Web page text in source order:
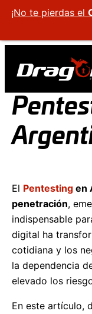
El Pentesting en
penetración,
indispensable
digital ha
cotidiana y los
la dependencia
elevado los
En este artículo,
¡No te pierdas el